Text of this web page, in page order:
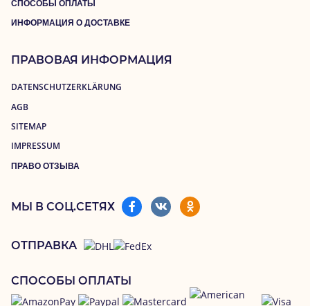
СПОСОБЫ ОПЛАТЫ
ИНФОРМАЦИЯ О ДОСТАВКЕ
ПРАВОВАЯ ИНФОРМАЦИЯ
DATENSCHUTZERKLÄRUNG
AGB
SITEMAP
IMPRESSUM
ПРАВО ОТЗЫВА
МЫ В СОЦ.СЕТЯХ
ОТПРАВКА
СПОСОБЫ ОПЛАТЫ